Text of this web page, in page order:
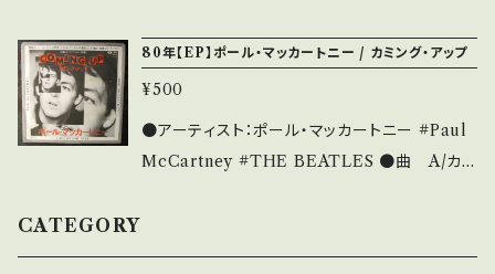
/ 東芝EMI *『ヴィーナス・アンド・マース』から
のセカンド・シングル。アルバムとは別ミックスve
r ●状態：ジャケ/盤：B/B+ (国内盤) 【状態説明
の見方】About 画面にてご確認ください。 そ
80年【EP】ポール・マッカートニー / カミング・アップ
¥500
●アーティスト：ポール・マッカートニー #Paul
McCartney #THE BEATLES ●曲 A/カミ
バム『マッカートニーII』発売に先行して発売さ
CATEGORY